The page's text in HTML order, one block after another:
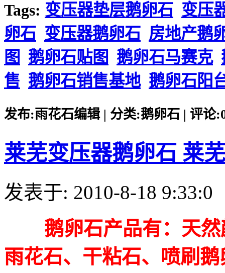
Tags: 变压器垫层鹅卵石 变压
卵石 变压器鹅卵石 房地产鹅
图 鹅卵石贴图 鹅卵石马赛克
售 鹅卵石销售基地 鹅卵石阳
发布:雨花石编辑 | 分类:鹅卵石 | 评论
莱芜变压器鹅卵石 莱
发表于: 2010-8-18 9:33:0
鹅卵石产品有：天然
雨花石、干粘石、喷刷